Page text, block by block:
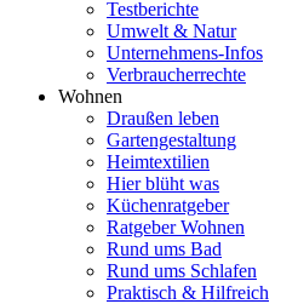
Testberichte
Umwelt & Natur
Unternehmens-Infos
Verbraucherrechte
Wohnen
Draußen leben
Gartengestaltung
Heimtextilien
Hier blüht was
Küchenratgeber
Ratgeber Wohnen
Rund ums Bad
Rund ums Schlafen
Praktisch & Hilfreich